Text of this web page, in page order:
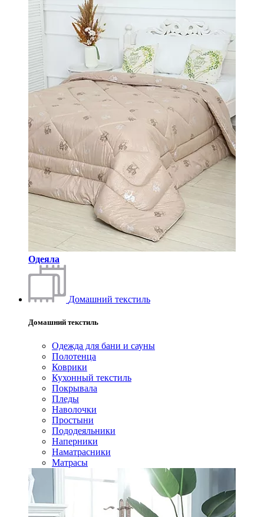
Одеяла
Домашний текстиль
Домашний текстиль
Одежда для бани и сауны
Полотенца
Коврики
Кухонный текстиль
Покрывала
Пледы
Наволочки
Простыни
Пододеяльники
Наперники
Наматрасники
Матрасы